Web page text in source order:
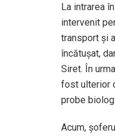
La intrarea
intervenit
transport și
încătușat,
Siret. În
fost ulterior
probe
Acum,